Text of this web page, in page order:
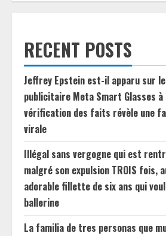
RECENT POSTS
Jeffrey Epstein est-il apparu sur
publicitaire Meta Smart Glasses à
vérification des faits révèle une
virale
Illégal sans vergogne qui est
malgré son expulsion TROIS fois,
adorable fillette de six ans qui
ballerine
La familia de tres personas que